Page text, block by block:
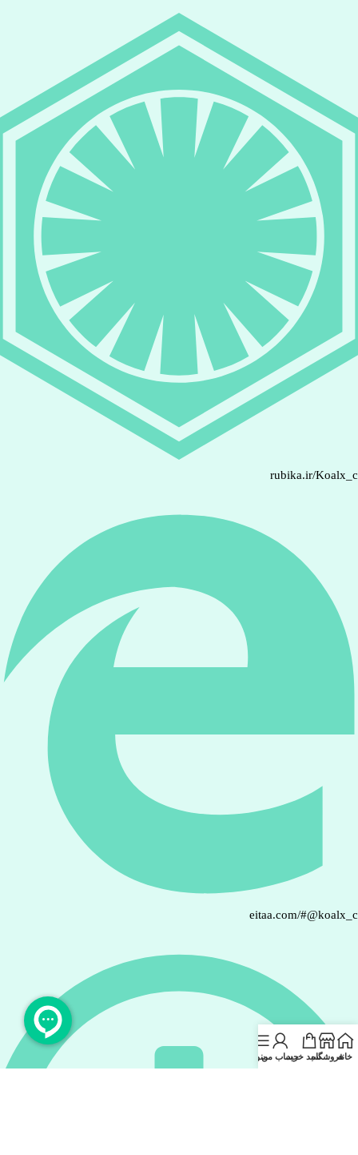
rubika.ir/
eitaa.com/
خانهفروشگاهسبد خریدحساب منمنو